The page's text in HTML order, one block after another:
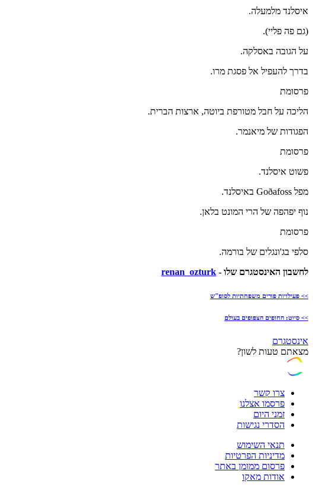
איסלנד מלמעלה.
(גם פה פליי).
על הגובה באסלקה.
בדרך להעפיל אל פסגת מרו.
פרסומת
הליכה על חבל מטורפת ביוטה, ארצות הברית.
הפגודות של מיאנמר.
פרסומת
פשוט איסלנד.
מפל Goðafoss באיסלנד.
נוף יפהפה של הרי המונט בלאן.
פרסומת
סלפי בג'ונגלים של בורמה.
לחשבון האינסטגרם שלו - renan_ozturk
>> פעילויות פורים משפחתיות לסופ"ש
>> סיוט: החופים הצפופים בעולם
אינסטגרם
מצאתם טעות לשון?
צרו קשר
פרסמו אצלנו
זמני היום
הסדרי נגישות
תנאי השימוש
מדיניות הפרטיות
פרסום ממומן באתר
אודות מאקו